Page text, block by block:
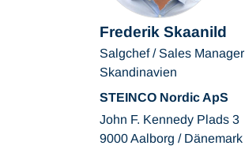
Frederik Skaanild
Salgchef / Sales Manager
Skandinavien
STEINCO Nordic ApS
John F. Kennedy Plads 3
9000 Aalborg / Dänemark